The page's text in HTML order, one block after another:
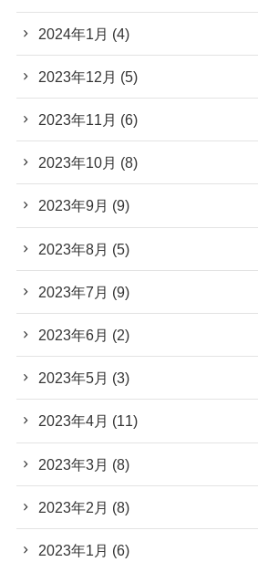
2024年1月 (4)
2023年12月 (5)
2023年11月 (6)
2023年10月 (8)
2023年9月 (9)
2023年8月 (5)
2023年7月 (9)
2023年6月 (2)
2023年5月 (3)
2023年4月 (11)
2023年3月 (8)
2023年2月 (8)
2023年1月 (6)